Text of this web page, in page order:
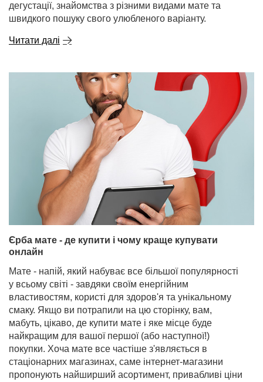
дегустації, знайомства з різними видами мате та
швидкого пошуку свого улюбленого варіанту.
Читати далі
Єрба мате - де купити і чому краще купувати
онлайн
Мате - напій, який набуває все більшої популярності
у всьому світі - завдяки своїм енергійним
властивостям, користі для здоров'я та унікальному
смаку. Якщо ви потрапили на цю сторінку, вам,
мабуть, цікаво, де купити мате і яке місце буде
найкращим для вашої першої (або наступної!)
покупки. Хоча мате все частіше з'являється в
стаціонарних магазинах, саме інтернет-магазини
пропонують найширший асортимент, привабливі ціни